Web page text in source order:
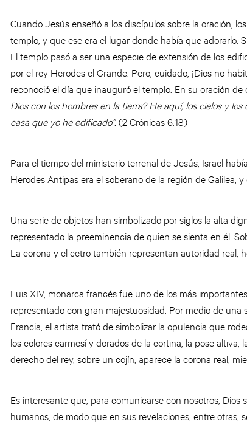
Cuando Jesús enseñó a los discípulos sobre la oración,
templo, y que ese era el lugar donde había que adorarlo.
El templo pasó a ser una especie de extensión de los
por el rey Herodes el Grande. Pero, cuidado, ¡Dios no
reconoció el día que inauguró el templo. En su oración de
Dios con los hombres en la tierra? He aquí, los cielos y
casa que yo he edificado”.(2 Crónicas 6:18)
Para el tiempo del ministerio terrenal de Jesús, Israel
Herodes Antipas era el soberano de la región de Galilea,
Una serie de objetos han simbolizado por siglos la alta
representado la preeminencia de quien se sienta en él.
La corona y el cetro también representan autoridad real,
Luis XIV, monarca francés fue uno de los más
representado con gran majestuosidad. Por medio de
Francia, el artista trató de simbolizar la opulencia que
los colores carmesí y dorados de la cortina, la pose
derecho del rey, sobre un cojín, aparece la corona real,
Es interesante que, para comunicarse con nosotros,
humanos; de modo que en sus revelaciones, entre